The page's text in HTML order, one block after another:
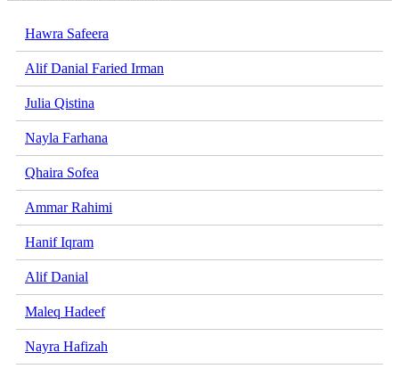
Hawra Safeera
Alif Danial Faried Irman
Julia Qistina
Nayla Farhana
Qhaira Sofea
Ammar Rahimi
Hanif Iqram
Alif Danial
Maleq Hadeef
Nayra Hafizah